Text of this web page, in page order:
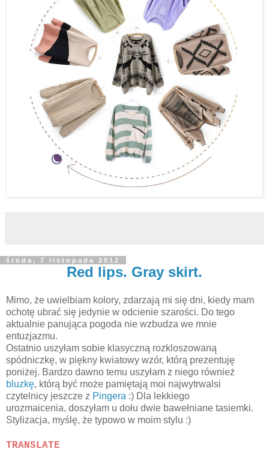
środa, 7 listopada 2012
Red lips. Gray skirt.
Mimo, że uwielbiam kolory, zdarzają mi się dni, kiedy mam
ochotę ubrać się jedynie w odcienie szarości. Do tego
aktualnie panująca pogoda nie wzbudza we mnie
entuzjazmu.
Ostatnio uszyłam sobie klasyczną rozkloszowaną
spódniczkę, w piękny kwiatowy wzór, którą prezentuję
poniżej. Bardzo dawno temu uszyłam z niego również
bluzkę, którą być może pamiętają moi najwytrwalsi
czytelnicy jeszcze z Pingera :) Dla lekkiego
urozmaicenia, doszyłam u dołu dwie bawełniane tasiemki.
Stylizacja, myślę, że typowo w moim stylu :)
TRANSLATE